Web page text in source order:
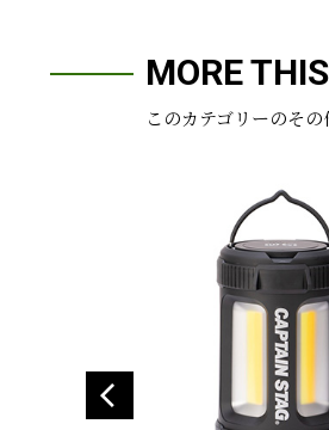
MORE
このカテゴリーのその